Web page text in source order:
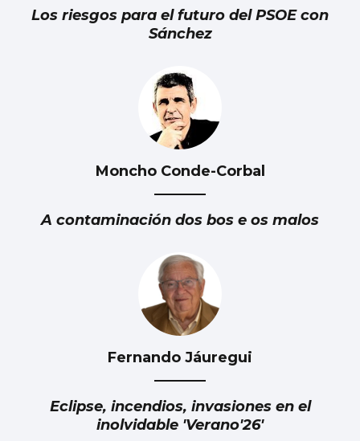
Los riesgos para el futuro del PSOE con
Sánchez
Moncho Conde-Corbal
A contaminación dos bos e os malos
Fernando Jáuregui
Eclipse, incendios, invasiones en el
inolvidable 'Verano'26'